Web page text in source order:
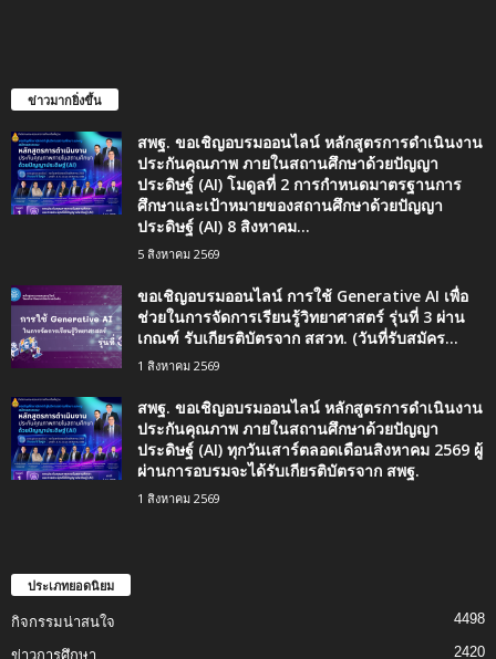
ข่าวมากยิ่งขึ้น
สพฐ. ขอเชิญอบรมออนไลน์ หลักสูตรการดำเนินงาน
ประกันคุณภาพ ภายในสถานศึกษาด้วยปัญญา
ประดิษฐ์ (AI) โมดูลที่ 2 การกำหนดมาตรฐานการ
ศึกษาและเป้าหมายของสถานศึกษาด้วยปัญญา
ประดิษฐ์ (AI) 8 สิงหาคม...
5 สิงหาคม 2569
ขอเชิญอบรมออนไลน์ การใช้ Generative AI เพื่อ
ช่วยในการจัดการเรียนรู้วิทยาศาสตร์ รุ่นที่ 3 ผ่าน
เกณฑ์ รับเกียรติบัตรจาก สสวท. (วันที่รับสมัคร...
1 สิงหาคม 2569
สพฐ. ขอเชิญอบรมออนไลน์ หลักสูตรการดำเนินงาน
ประกันคุณภาพ ภายในสถานศึกษาด้วยปัญญา
ประดิษฐ์ (AI) ทุกวันเสาร์ตลอดเดือนสิงหาคม 2569 ผู้
ผ่านการอบรมจะได้รับเกียรติบัตรจาก สพฐ.
1 สิงหาคม 2569
ประเภทยอดนิยม
กิจกรรมน่าสนใจ 4498
ข่าวการศึกษา 2420